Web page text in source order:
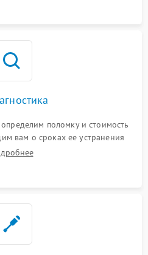
поломку и стоимость
вам о сроках ее устранения